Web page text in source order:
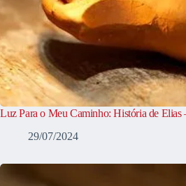
Luz Para o Meu Caminho: História de Elias
29/07/2024